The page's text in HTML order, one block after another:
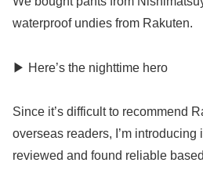
waterproof undies from Rakuten.
▶ Here’s the nighttime hero
Since it’s difficult to recommend
overseas readers, I’m introducing
reviewed and found reliable